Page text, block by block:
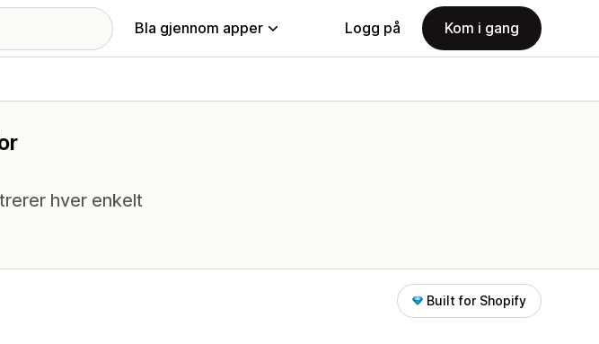
Bla gjennom apper Logg på Kom i gang
hver enkelt
Built for Shopify